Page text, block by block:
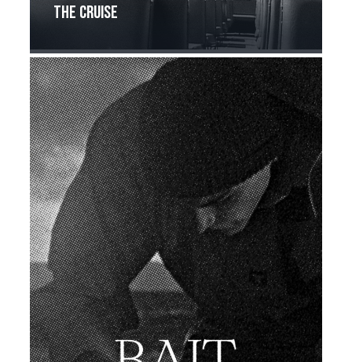
The Cruise